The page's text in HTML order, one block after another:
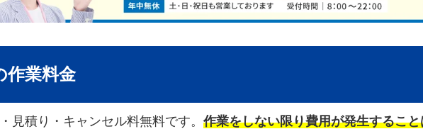
作業料金
見積り・キャンセル料無料です。 作業をしない限り費用が発生するこ